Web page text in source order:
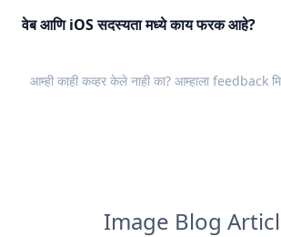
वेब आणि iOS सदस्यता मध्ये काय फरक आहे?
आम्ही काही कव्हर केले नाही का? आम्हाला feedback
Image Blog